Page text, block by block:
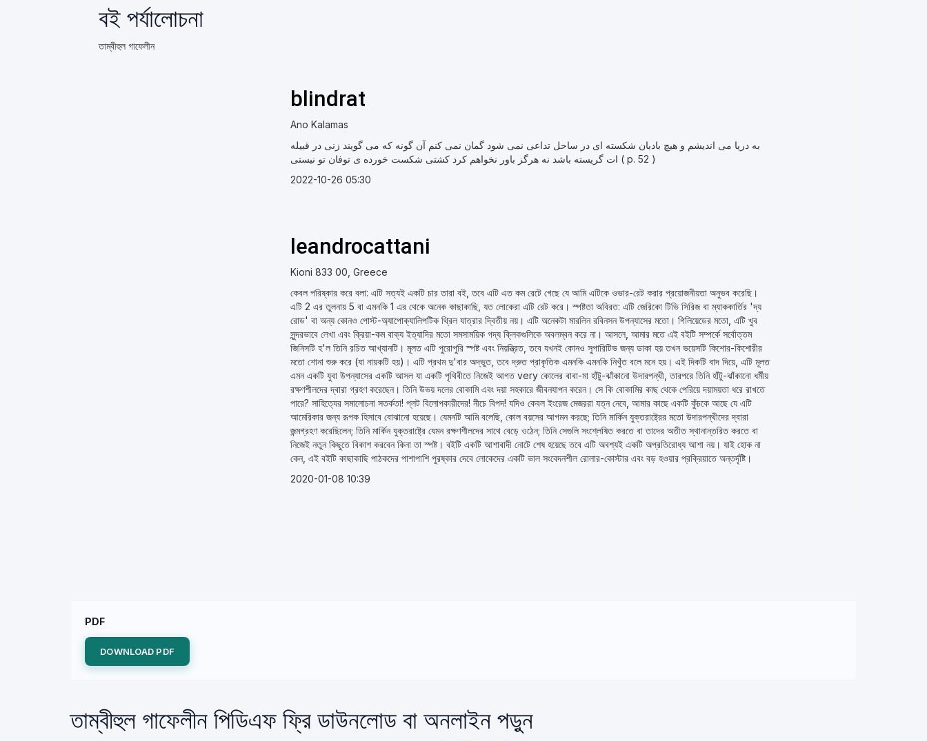
বই পর্যালোচনা
তাম্বীহুল গাফেলীন
blindrat
Ano Kalamas
به دریا می اندیشم و هیچ بادبان شکسته ای در ساحل تداعی نمی شود گمان نمی کنم آن گونه که می گویند زنی در قبیله
ات گریسته باشد نه هرگز باور نخواهم کرد کشتی شکست خورده ی توفان تو نیستی ( p. 52 )
2022-10-26 05:30
leandrocattani
Kioni 833 00, Greece
কেবল পরিষ্কার করে বলা: এটি সত্যই একটি চার তারা বই, তবে এটি এত কম রেটে গেছে যে আমি এটিকে ওভার-রেট করার প্রয়োজনীয়তা অনুভব করেছি।
এটি 2 এর তুলনায় 5 বা এমনকি 1 এর থেকে অনেক কাছাকাছি, যত লোকেরা এটি রেট করে। স্পষ্টতা অবিরত: এটি জেরিকো টিভি সিরিজ বা ম্যাককার্তির 'দ্য
রোড' বা অন্য কোনও পোস্ট-অ্যাপোক্যালিপটিক থ্রিল যাত্রার দ্বিতীয় নয়। এটি অনেকটা মারলিন রবিনসন উপন্যাসের মতো। গিলিয়েডের মতো, এটি খুব
সুন্দরভাবে লেখা এবং ক্রিয়া-কম বাক্য ইত্যাদির মতো সমসাময়িক গদ্য ক্লিকগুলিকে অবলম্বন করে না। আসলে, আমার মতে এই বইটি সম্পর্কে সর্বোত্তম
জিনিসটি হ'ল তিনি রচিত আখ্যানটি। মূলত এটি পুরোপুরি স্পষ্ট এবং নিয়ন্ত্রিত, তবে যখনই কোনও সুপারিটিভ জন্য ডাকা হয় তখন ভয়েসটি কিশোর-কিশোরীর
মতো শোনা শুরু করে (যা নায়কটি হয়)। এটি প্রথম দু'বার অদ্ভুত, তবে দ্রুত প্রাকৃতিক এমনকি এমনকি নিখুঁত বলে মনে হয়। এই দিকটি বাদ দিয়ে, এটি মূলত
এমন একটি যুবা উপন্যাসের একটি আসল যা একটি পৃথিবীতে নিজেই আগত very কোলের বাবা-মা হাঁটু-ঝাঁকানো উদারপন্থী, তারপরে তিনি হাঁটু-ঝাঁকানো ধর্মীয়
রক্ষণশীলদের দ্বারা গ্রহণ করেছেন। তিনি উভয় দলের বোকামি এবং দয়া সহকারে জীবনযাপন করেন। সে কি বোকামির কাছ থেকে পেরিয়ে দয়াময়তা ধরে রাখতে
পারে? সাহিত্যের সমালোচনা সতর্কতা! প্লট বিলোপকারীদের! নীচে বিপদ! যদিও কেবল ইংরেজ মেজররা যত্ন নেবে, আমার কাছে একটি কুঁচকে আছে যে এটি
আমেরিকার জন্য রূপক হিসাবে বোঝানো হয়েছে। যেমনটি আমি বলেছি, কোল বয়সের আগমন করছে; তিনি মার্কিন যুক্তরাষ্ট্রের মতো উদারপন্থীদের দ্বারা
জন্মগ্রহণ করেছিলেন; তিনি মার্কিন যুক্তরাষ্ট্রে যেমন রক্ষণশীলদের সাথে বেড়ে ওঠেন; তিনি সেগুলি সংশ্লেষিত করতে বা তাদের অতীত স্থানান্তরিত করতে বা
নিজেই নতুন কিছুতে বিকাশ করবেন কিনা তা স্পষ্ট। বইটি একটি আশাবাদী নোটে শেষ হয়েছে তবে এটি অবশ্যই একটি অপ্রতিরোধ্য আশা নয়। যাই হোক না
কেন, এই বইটি কাছাকাছি পাঠকদের পাশাপাশি পুরষ্কার দেবে লোকেদের একটি ভাল সংবেদনশীল রোলার-কোস্টার এবং বড় হওয়ার প্রক্রিয়াতে অন্তর্দৃষ্টি।
2020-01-08 10:39
PDF
DOWNLOAD PDF
তাম্বীহুল গাফেলীন পিডিএফ ফ্রি ডাউনলোড বা অনলাইন পড়ুন